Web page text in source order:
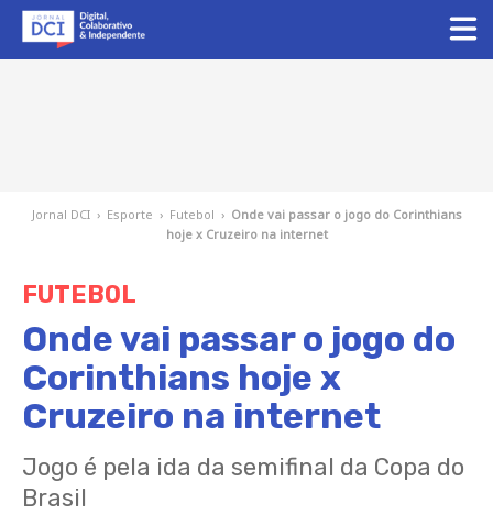
Jornal DCI › Esporte › Futebol › Onde vai passar o jogo do Corinthians
hoje x Cruzeiro na internet
FUTEBOL
Onde vai passar o jogo do
Corinthians hoje x
Cruzeiro na internet
Jogo é pela ida da semifinal da Copa do
Brasil